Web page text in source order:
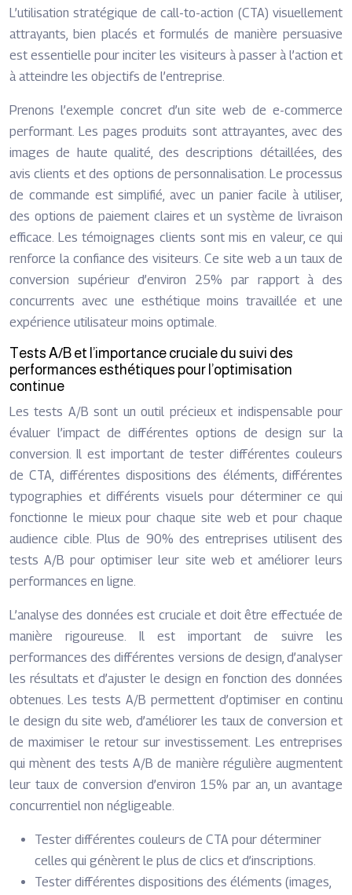
L’utilisation stratégique de call-to-action (CTA) visuellement
attrayants, bien placés et formulés de manière persuasive
est essentielle pour inciter les visiteurs à passer à l’action et
à atteindre les objectifs de l’entreprise.
Prenons l’exemple concret d’un site web de e-commerce
performant. Les pages produits sont attrayantes, avec des
images de haute qualité, des descriptions détaillées, des
avis clients et des options de personnalisation. Le processus
de commande est simplifié, avec un panier facile à utiliser,
des options de paiement claires et un système de livraison
efficace. Les témoignages clients sont mis en valeur, ce qui
renforce la confiance des visiteurs. Ce site web a un taux de
conversion supérieur d’environ 25% par rapport à des
concurrents avec une esthétique moins travaillée et une
expérience utilisateur moins optimale.
Tests A/B et l’importance cruciale du suivi des
performances esthétiques pour l’optimisation
continue
Les tests A/B sont un outil précieux et indispensable pour
évaluer l’impact de différentes options de design sur la
conversion. Il est important de tester différentes couleurs
de CTA, différentes dispositions des éléments, différentes
typographies et différents visuels pour déterminer ce qui
fonctionne le mieux pour chaque site web et pour chaque
audience cible. Plus de 90% des entreprises utilisent des
tests A/B pour optimiser leur site web et améliorer leurs
performances en ligne.
L’analyse des données est cruciale et doit être effectuée de
manière rigoureuse. Il est important de suivre les
performances des différentes versions de design, d’analyser
les résultats et d’ajuster le design en fonction des données
obtenues. Les tests A/B permettent d’optimiser en continu
le design du site web, d’améliorer les taux de conversion et
de maximiser le retour sur investissement. Les entreprises
qui mènent des tests A/B de manière régulière augmentent
leur taux de conversion d’environ 15% par an, un avantage
concurrentiel non négligeable.
Tester différentes couleurs de CTA pour déterminer
celles qui génèrent le plus de clics et d’inscriptions.
Tester différentes dispositions des éléments (images,